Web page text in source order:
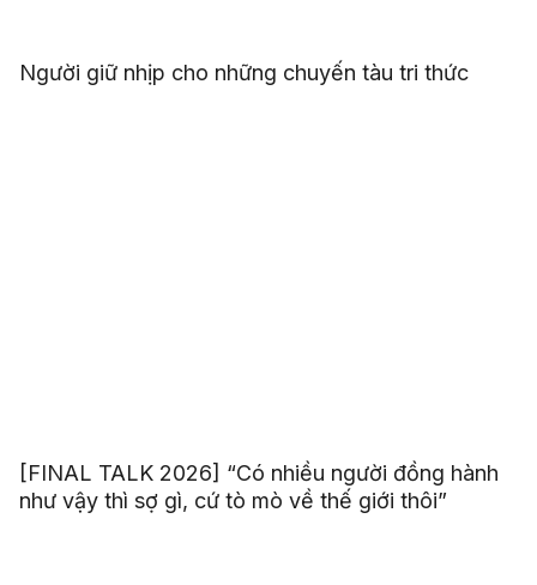
Người giữ nhịp cho những chuyến tàu tri thức
[FINAL TALK 2026] “Có nhiều người đồng hành
như vậy thì sợ gì, cứ tò mò về thế giới thôi”